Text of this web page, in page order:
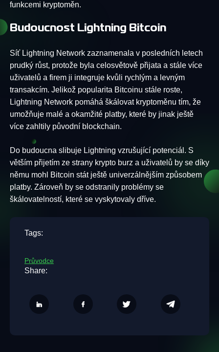
funkcemi kryptoměn.
Budoucnost Lightning Bitcoin
Síť Lightning Network zaznamenala v posledních letech
prudký růst, protože byla celosvětově přijata a stále více
uživatelů a firem ji integruje kvůli rychlým a levným
transakcím. Jelikož popularita Bitcoinu stále roste,
Lightning Network pomáhá škálovat kryptoměnu tím, že
umožňuje malé a okamžité platby, které by jinak ještě
více zahltily původní blockchain.
Do budoucna slibuje Lightning vzrušující potenciál. S
větším přijetím ze strany krypto burz a uživatelů by se díky
němu mohl Bitcoin stát ještě univerzálnějším způsobem
platby. Zároveň by se odstranily problémy se
škálovatelností, které se vyskytovaly dříve.
Tags:
Průvodce
Share: